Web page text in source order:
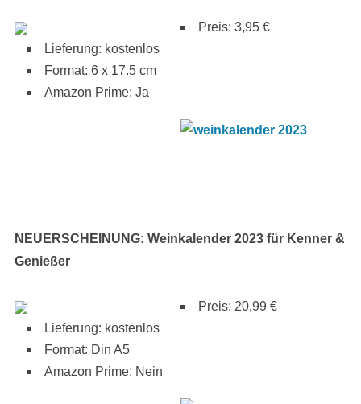
Preis: 3,95 €
Lieferung: kostenlos
Format: 6 x 17.5 cm
Amazon Prime: Ja
NEUERSCHEINUNG: Weinkalender 2023 für Kenner &
Genießer
Preis: 20,99 €
Lieferung: kostenlos
Format: Din A5
Amazon Prime: Nein